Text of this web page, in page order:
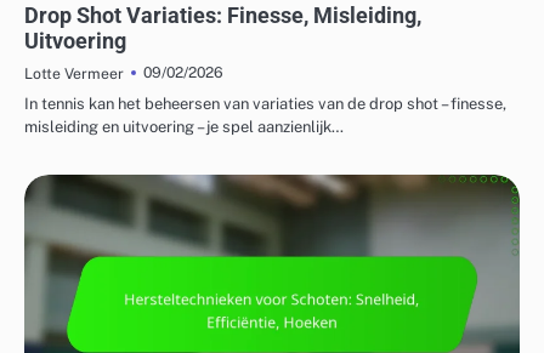
Drop Shot Variaties: Finesse, Misleiding,
Uitvoering
Lotte Vermeer
09/02/2026
In tennis kan het beheersen van variaties van de drop shot – finesse,
misleiding en uitvoering – je spel aanzienlijk…